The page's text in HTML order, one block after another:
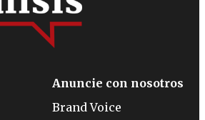
Anuncie con nosotros
Brand Voice